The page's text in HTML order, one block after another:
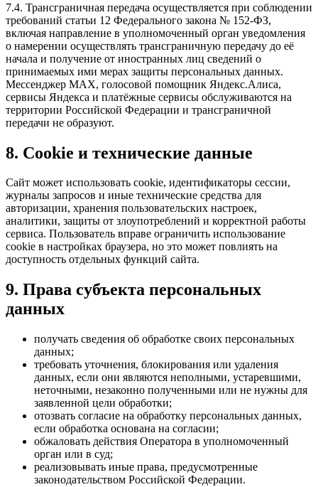
7.4. Трансграничная передача осуществляется при соблюдении
требований статьи 12 Федерального закона № 152-ФЗ,
включая направление в уполномоченный орган уведомления
о намерении осуществлять трансграничную передачу до её
начала и получение от иностранных лиц сведений о
принимаемых ими мерах защиты персональных данных.
Мессенджер MAX, голосовой помощник Яндекс.Алиса,
сервисы Яндекса и платёжные сервисы обслуживаются на
территории Российской Федерации и трансграничной
передачи не образуют.
8. Cookie и технические данные
Сайт может использовать cookie, идентификаторы сессии,
журналы запросов и иные технические средства для
авторизации, хранения пользовательских настроек,
аналитики, защиты от злоупотреблений и корректной работы
сервиса. Пользователь вправе ограничить использование
cookie в настройках браузера, но это может повлиять на
доступность отдельных функций сайта.
9. Права субъекта персональных
данных
получать сведения об обработке своих персональных
данных;
требовать уточнения, блокирования или удаления
данных, если они являются неполными, устаревшими,
неточными, незаконно полученными или не нужны для
заявленной цели обработки;
отозвать согласие на обработку персональных данных,
если обработка основана на согласии;
обжаловать действия Оператора в уполномоченный
орган или в суд;
реализовывать иные права, предусмотренные
законодательством Российской Федерации.